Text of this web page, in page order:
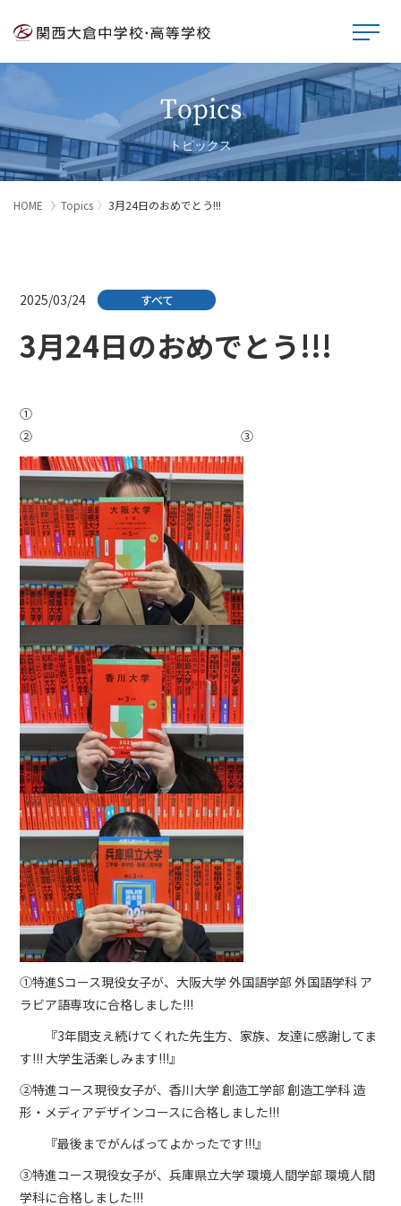
Topics
トピックス
HOME Topics 3月24日のおめでとう!!!
2025/03/24 すべて
3月24日のおめでとう!!!
①
② ③
①特進Sコース現役女子が、大阪大学 外国語学部 外国語学科 ア
ラビア語専攻に合格しました!!!
『3年間支え続けてくれた先生方、家族、友達に感謝してま
す!!! 大学生活楽しみます!!!』
②特進コース現役女子が、香川大学 創造工学部 創造工学科 造
形・メディアデザインコースに合格しました!!!
『最後までがんばってよかったです!!!』
③特進コース現役女子が、兵庫県立大学 環境人間学部 環境人間
学科に合格しました!!!